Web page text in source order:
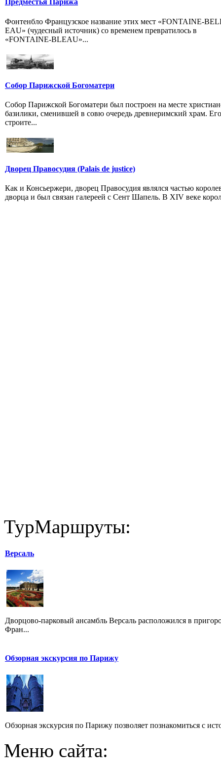
Предместья Парижа
Фонтенбло Французское название этих мест «FONTAINE-
EAU» (чудесный источник) со временем превратилось в
«FONTAINE-BLEAU»...
Собор Парижской Богоматери
Собор Парижской Богоматери был построен на месте
базилики, сменившей в совю очередь древнеримский храм. Его
строите...
Дворец Правосудия (Palais de justice)
Как и Консьержери, дворец Правосудия являлся частью
дворца и был связан галереей с Сент Шапель. В ХIV веке
ТурМаршруты:
Версаль
Дворцово-парковый ансамбль Версаль расположился в
Фран...
Обзорная экскурсия по Парижу
Обзорная экскурсия по Парижу позволяет познакомиться с
Меню сайта: